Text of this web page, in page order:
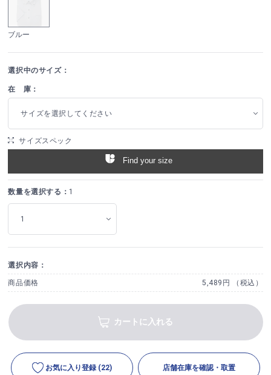
ブルー
選択中のサイズ：
在 庫：
サイズを選択してください
サイズスペック
Find your size
数量を選択する： 1
選択内容：
商品価格 5,489円 （税込）
カートに入れる
お気に入り登録 (22) 店舗在庫を確認・取置